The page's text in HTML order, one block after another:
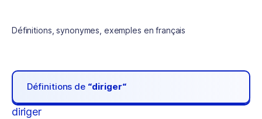
Définitions, synonymes, exemples en français
Définitions de “diriger“
diriger